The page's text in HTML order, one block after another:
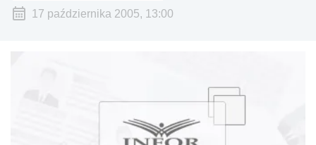
17 października 2005, 13:00